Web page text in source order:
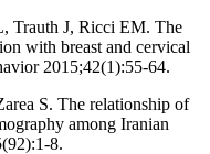
Trauth J, Ricci EM. The
with breast and cervical
2015;42(1):55-64.
S. The relationship of
among Iranian
8.